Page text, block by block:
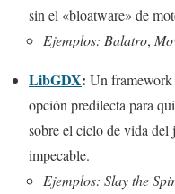
sin el «bloatware» de
Ejemplos: Balatro,
LibGDX: Un framework
opción predilecta para
sobre el ciclo de vida
impecable.
Ejemplos: Slay the